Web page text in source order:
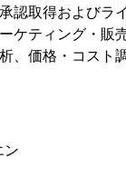
認取得およびラ
ケティング・販
、価格・コスト
ン